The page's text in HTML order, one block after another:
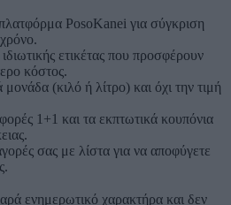
PosoKanei για σύγκριση
ετικέτας που προσφέρουν
κόστος.
μονάδα (κιλό ή λίτρο) και όχι την τιμή
1+1 και τα εκπτωτικά κουπόνια
σας με λίστα για να αποφύγετε
ενημερωτικό χαρακτήρα και δεν